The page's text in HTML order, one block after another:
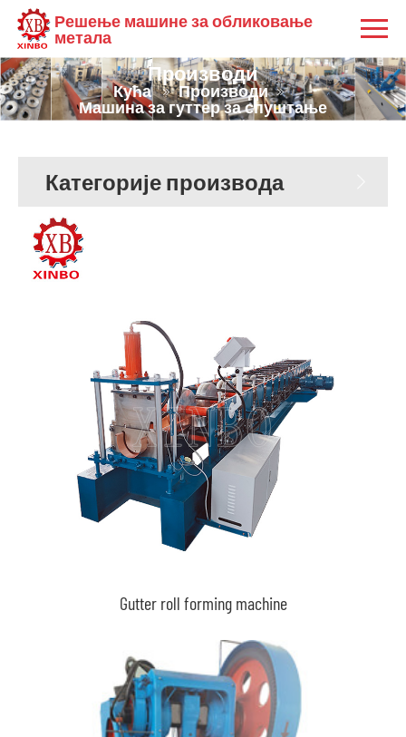
Решење машине за обликовање
метала
Производи
Кућа
Производи
Машина за гуттер за спуштање
Категорије производа
Gutter roll forming machine